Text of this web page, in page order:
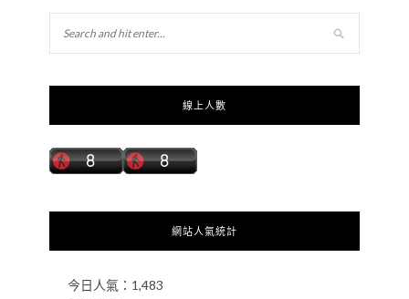
線上人數
網站人氣統計
今日人氣： 1,483